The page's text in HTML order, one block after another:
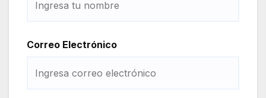
Correo Electrónico